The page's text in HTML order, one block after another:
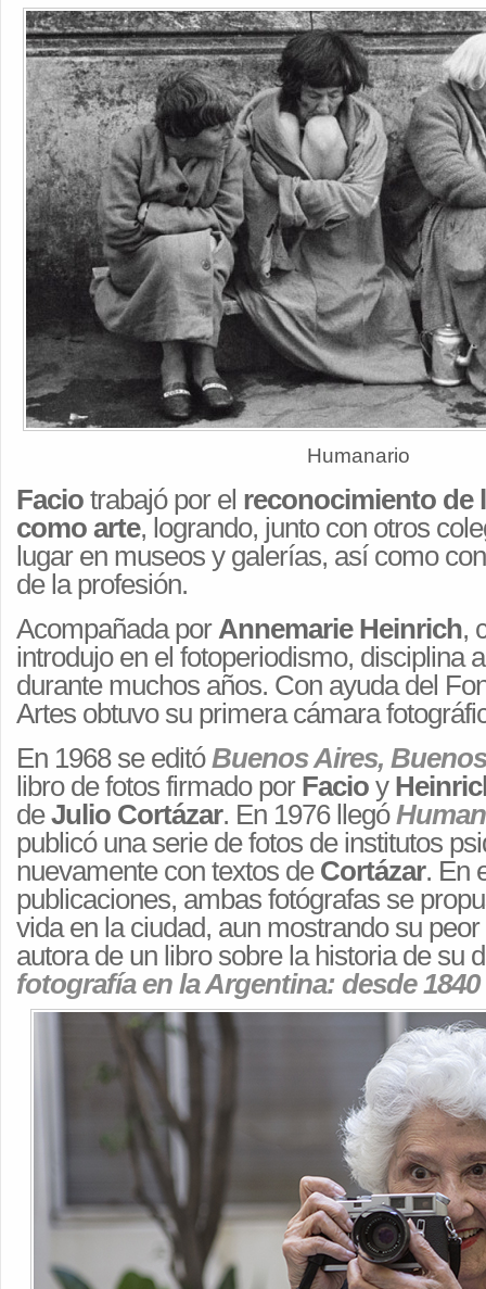
Humanario
Facio trabajó por el reconocimiento de
como arte, logrando, junto con otros
lugar en museos y galerías, así como
de la profesión.
Acompañada porAnnemarie Heinrich,
introdujo en el fotoperiodismo, disciplina
durante muchos años. Con ayuda del
Artes obtuvo su primera cámara
En 1968 se editóBuenos Aires,
libro de fotos firmado por Facio y
deJulio Cortázar. En 1976 llegó
publicó una serie de fotos de institutos
nuevamente con textos de Cortázar. En
publicaciones, ambas fotógrafas se
vida en la ciudad, aun mostrando su
autora de un libro sobre la historia de su
fotografía en la Argentina: desde